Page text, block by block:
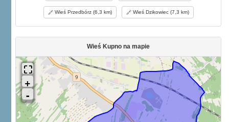
Wieś Przedbórz (6,3 km) Wieś Dzikowiec (7,3 km)
Wieś Kupno na mapie